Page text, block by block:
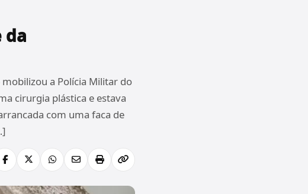
da
a Polícia Militar do
cirurgia plástica e estava
com uma faca de